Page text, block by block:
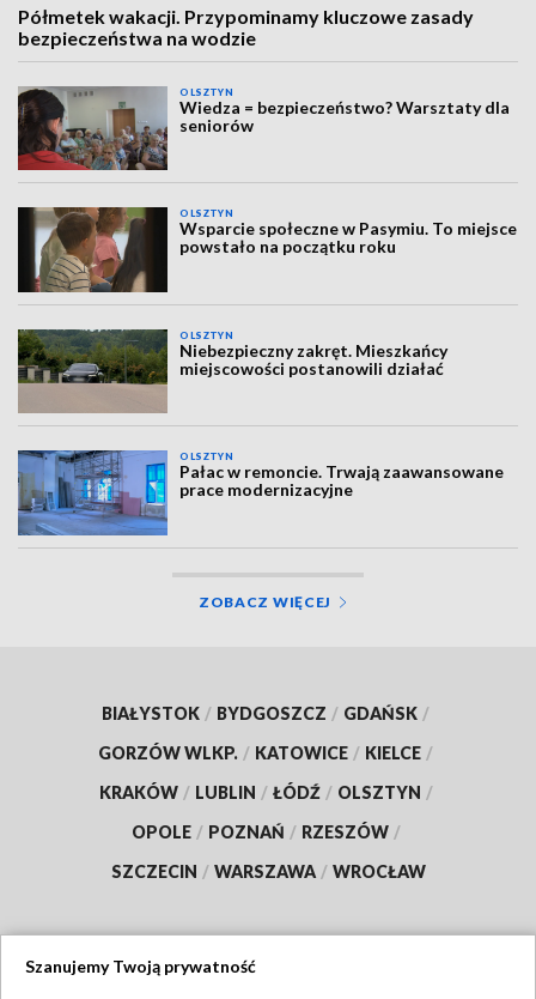
Półmetek wakacji. Przypominamy kluczowe zasady
bezpieczeństwa na wodzie
OLSZTYN
Wiedza = bezpieczeństwo? Warsztaty dla
seniorów
OLSZTYN
Wsparcie społeczne w Pasymiu. To miejsce
powstało na początku roku
OLSZTYN
Niebezpieczny zakręt. Mieszkańcy
miejscowości postanowili działać
OLSZTYN
Pałac w remoncie. Trwają zaawansowane
prace modernizacyjne
ZOBACZ WIĘCEJ
BIAŁYSTOK / BYDGOSZCZ / GDAŃSK /
GORZÓW WLKP. / KATOWICE / KIELCE /
KRAKÓW / LUBLIN / ŁÓDŹ / OLSZTYN /
OPOLE / POZNAŃ / RZESZÓW /
SZCZECIN / WARSZAWA / WROCŁAW
Szanujemy Twoją prywatność